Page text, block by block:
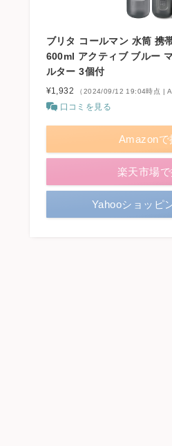
ブリタ コールマン 水筒 携
600ml アクティブ ブルー
ルター 3個付
¥1,932 （2024/09/12 19:04時点 |
口コミを見る
Amazonで
楽天市場
Yahooショッピ